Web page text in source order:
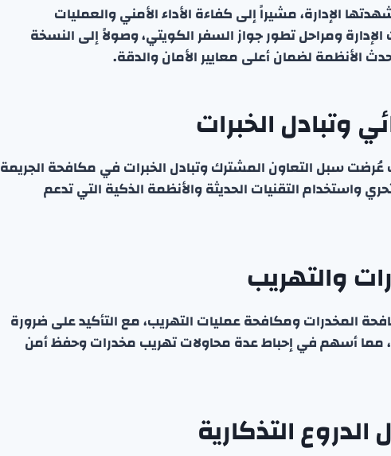
الإدارة، مشيراً إلى كفاءة الأداء الأمني والعمليات
ومراحل تطور جواز السفر الكويتي، وصولاً إلى النسخة
الأنظمة لضمان أعلى معايير الأمان والدقة.
وتبادل الخبرات
عُرضت سبل التعاون المشترك وتبادل الخبرات في مكافحة الجريمة
واستخدام التقنيات الحديثة والأنظمة الذكية التي تدعم
والتهريب
المخدرات ومكافحة عمليات التهريب، مع التأكيد على ضرورة
مما أسهم في إحباط عدة محاولات تهريب مخدرات وحفظ أمن
التذكارية